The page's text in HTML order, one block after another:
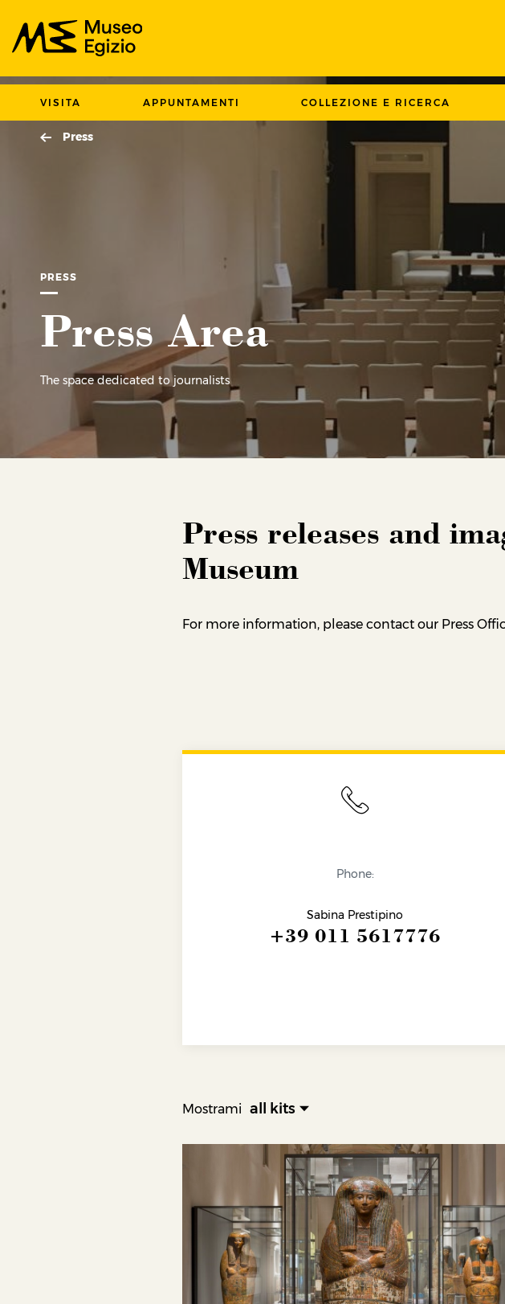
VISITA APPUNTAMENTI COLLEZIONE E RICERCA
Press
PRESS
Press Area
The space dedicated to journalists
Press releases and
Museum
For more information, please contact our Press
Phone:
Sabina Prestipino
+39 011 5617776
Mostrami all kits